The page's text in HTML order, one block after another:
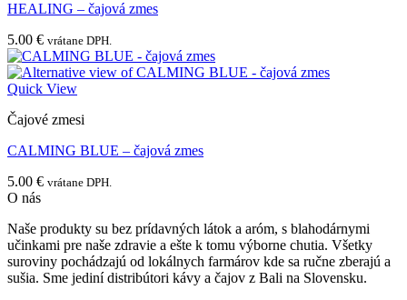
HEALING – čajová zmes
5.00 € vrátane DPH.
Quick View
Čajové zmesi
CALMING BLUE – čajová zmes
5.00 € vrátane DPH.
O nás
Naše produkty su bez prídavných látok a aróm, s blahodárnymi
učinkami pre naše zdravie a ešte k tomu výborne chutia. Všetky
suroviny pochádzajú od lokálnych farmárov kde sa ručne zberajú a
sušia. Sme jediní distribútori kávy a čajov z Bali na Slovensku.